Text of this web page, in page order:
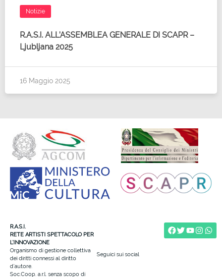
Notizie
R.A.S.I. ALL’ASSEMBLEA GENERALE DI SCAPR –
Ljubljana 2025
16 Maggio 2025
R.A.S.I.
RETE ARTISTI SPETTACOLO PER
L’INNOVAZIONE
Organismo di gestione collettiva
dei diritti connessi al diritto
d’autore.
Soc.Coop. a.r.l. senza scopo di
Seguici sui social